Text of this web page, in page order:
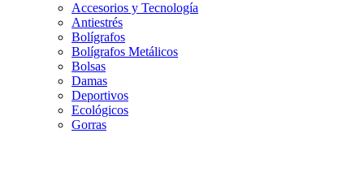
Accesorios y Tecnología
Antiestrés
Bolígrafos
Bolígrafos Metálicos
Bolsas
Damas
Deportivos
Ecológicos
Gorras